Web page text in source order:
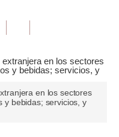
en los sectores
y bebidas; servicios, y